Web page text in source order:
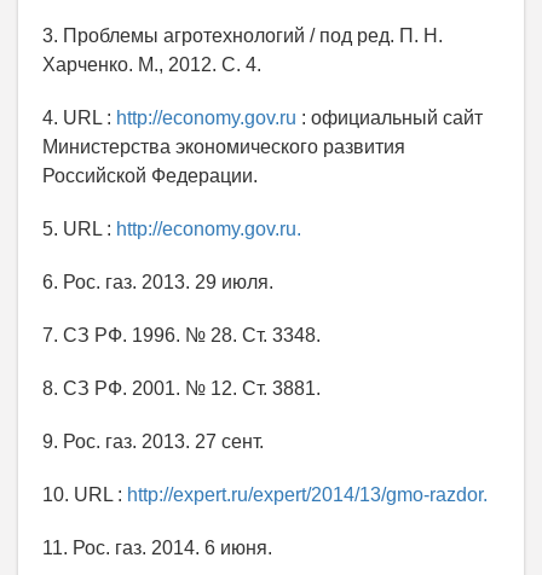
3. Проблемы агротехнологий / под ред. П. Н.
Харченко. М., 2012. С. 4.
4. URL : http://economy.gov.ru : официальный сайт
Министерства экономического развития
Российской Федерации.
5. URL : http://economy.gov.ru.
6. Рос. газ. 2013. 29 июля.
7. СЗ РФ. 1996. № 28. Ст. 3348.
8. СЗ РФ. 2001. № 12. Ст. 3881.
9. Рос. газ. 2013. 27 сент.
10. URL : http://expert.ru/expert/2014/13/gmo-razdor.
11. Рос. газ. 2014. 6 июня.